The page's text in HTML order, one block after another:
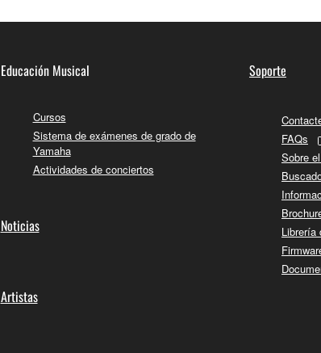
Educación Musical
Cursos
Sistema de exámenes de grado de
Yamaha
Actividades de conciertos
Noticias
Artistas
Soporte
FAQs
Sobre
Librería